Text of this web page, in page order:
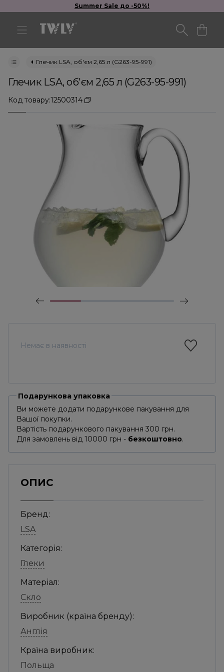
Summer Sale до -50%!
Глечик LSA, об'єм 2,65 л (G263-95-991)
Глечик LSA, об'єм 2,65 л (G263-95-991)
Код товару:12500314
Немає в наявності
Подарункова упаковка
Ви можете додати подарункове пакування для
Вашої покупки.
Вартість подарункового пакування 300 грн.
Для замовлень від 10000 грн - безкоштовно.
ОПИС
Бренд:
LSA
Категорія:
Глеки
Матеріал:
Скло
Виробник (країна бренду):
Англія
Країна виробник:
Польща